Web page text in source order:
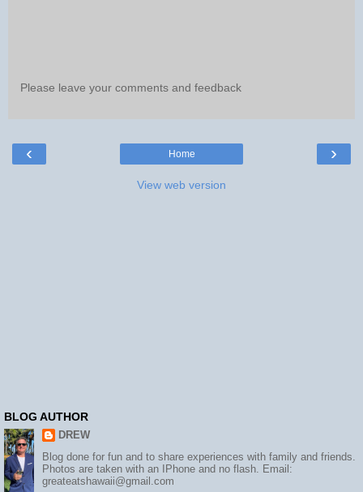
Please leave your comments and feedback
‹ ›
Home
View web version
BLOG AUTHOR
DREW
Blog done for fun and to share experiences with family and friends.
Photos are taken with an IPhone and no flash. Email:
greateatshawaii@gmail.com